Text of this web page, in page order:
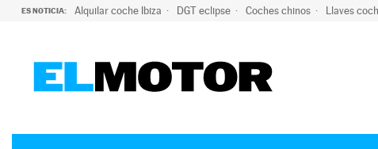
ES NOTICIA: Alquilar coche Ibiza DGT eclipse Coches chinos Llaves
ELÉCTRICOS